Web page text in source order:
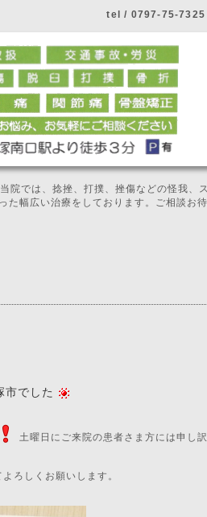
tel / 0797-75-7325
院では、捻挫、打撲、挫傷などの怪我、
た幅広い治療をしております。ご相談お
市でした
土曜日にご来院の患者さま方には申し
ろしくお願いします。